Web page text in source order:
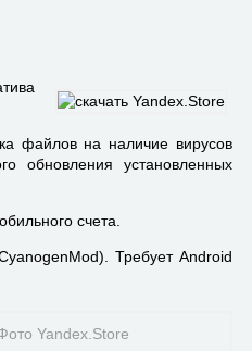
файлов на наличие вирусов
обновления установленных
счета.
Требует Android